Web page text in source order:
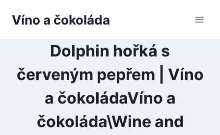
Víno a čokoláda
Dolphin hořká s
červeným pepřem | Víno
a čokoládaVíno a
čokoláda\Wine and